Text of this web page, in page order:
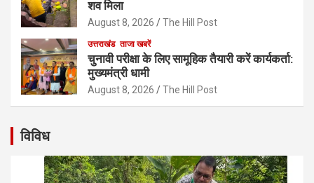
शव मिला
August 8, 2026 The Hill Post
उत्तराखंड ताजा खबरें
चुनावी परीक्षा के लिए सामूहिक तैयारी करें कार्यकर्ता:
मुख्यमंत्री धामी
August 8, 2026 The Hill Post
विविध